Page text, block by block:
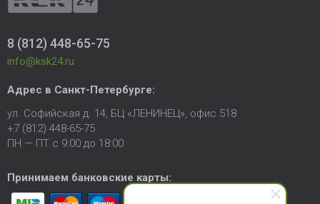
8 (812) 448-65-75
info@ksk24.ru
Адрес в Санкт-Петербурге:
ул. Софийская д. 14, БЦ «ЛЕНИНЕЦ», офис 518
+7 (812) 448-65-75
ПН — ПТ с 9:00 до 18:00
Принимаем банковские карты: